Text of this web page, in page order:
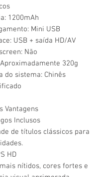
1200mAh
Mini USB
USB + saída HD/AV
Não
320g
do sistema: Chinês
Vantagens
Inclusos
de títulos clássicos para
HD
nítidos, cores fortes e